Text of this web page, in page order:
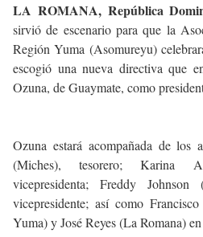
LA ROMANA, República
sirvió de escenario para que la
Región Yuma (Asomureyu)
escogió una nueva directiva que
Ozuna, de Guaymate, como
Ozuna estará acompañada de los
(Miches), tesorero; Karina
vicepresidenta; Freddy
vicepresidente; así como
Yuma) y José Reyes (La Romana)